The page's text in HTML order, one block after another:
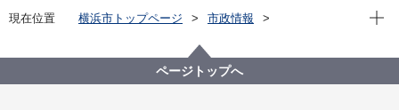
現在位置 横浜市トップページ
市政情報
横浜市情報公開・個人情報保護審査会
審査会議事録一覧(平成29年度)
現在
ページトップへ